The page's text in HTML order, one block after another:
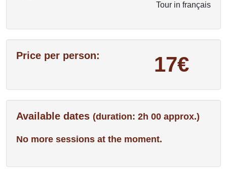
Tour in français
Price per person: 17€
Available dates (duration: 2h 00 approx.)
No more sessions at the moment.